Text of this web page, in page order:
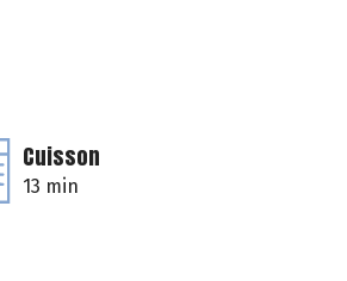
Cuisson
13 min